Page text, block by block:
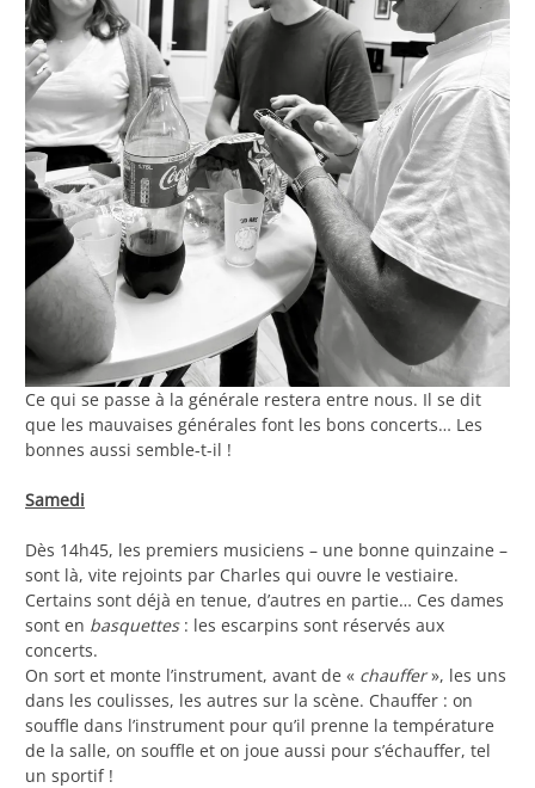
Ce qui se passe à la générale restera entre nous. Il se dit
que les mauvaises générales font les bons concerts… Les
bonnes aussi semble-t-il !
Samedi
Dès 14h45, les premiers musiciens – une bonne quinzaine –
sont là, vite rejoints par Charles qui ouvre le vestiaire.
Certains sont déjà en tenue, d’autres en partie… Ces dames
sont en basquettes: les escarpins sont réservés aux
concerts.
On sort et monte l’instrument, avant de « chauffer», les uns
dans les coulisses, les autres sur la scène. Chauffer : on
souffle dans l’instrument pour qu’il prenne la température
de la salle, on souffle et on joue aussi pour s’échauffer, tel
un sportif !